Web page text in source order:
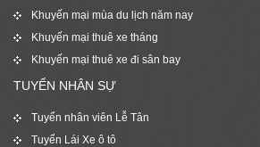
Khuyến mại mùa du lịch năm nay
Khuyến mại thuê xe tháng
Khuyến mại thuê xe đi sân bay
TUYỂN NHÂN SỰ
Tuyển nhân viên Lễ Tân
Tuyển Lái Xe ô tô